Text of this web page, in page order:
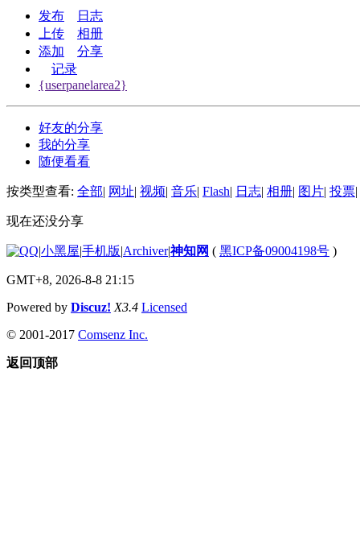
发布
日志
上传
相册
添加
分享
记录
{userpanelarea2}
好友的分享
我的分享
随便看看
按类型查看: 全部| 网址| 视频| 音乐| Flash| 日志| 相册| 图片| 投票|
现在还没分享
|小黑屋|手机版|Archiver|神知网 ( 黑ICP备09004198号 )
GMT+8, 2026-8-8 21:15
Powered by Discuz! X3.4 Licensed
© 2001-2017 Comsenz Inc.
返回顶部